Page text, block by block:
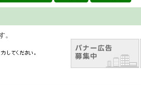
とができます。 広告(バナー